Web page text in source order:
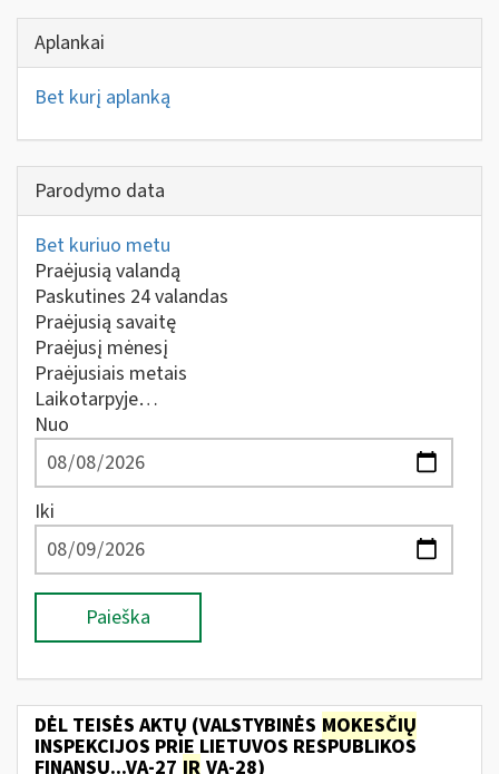
Aplankai
Bet kurį aplanką
Parodymo data
Bet kuriuo metu
Praėjusią valandą
Paskutines 24 valandas
Praėjusią savaitę
Praėjusį mėnesį
Praėjusiais metais
Laikotarpyje…
Nuo
Iki
Paieška
DĖL TEISĖS AKTŲ (VALSTYBINĖS MOKESČIŲ
INSPEKCIJOS PRIE LIETUVOS RESPUBLIKOS
FINANSŲ...VA-27 IR VA-28)